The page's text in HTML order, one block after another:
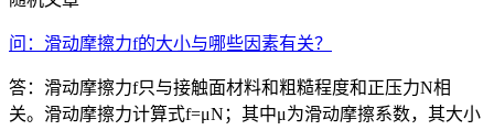
问：滑动摩擦力f的大小与哪些因素有关？
答：滑动摩擦力f只与接触面材料和粗糙程度和正压力N相
关。滑动摩擦力计算式f=μN；其中μ为滑动摩擦系数，其大小